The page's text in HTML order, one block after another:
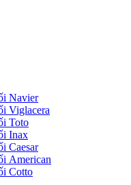
Navier
Viglacera
Toto
Inax
Caesar
American
Cotto